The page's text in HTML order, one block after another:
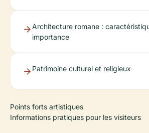
Architecture romane :
importance
Patrimoine culturel et religieux
Points forts artistiques
Informations pratiques pour les visiteurs